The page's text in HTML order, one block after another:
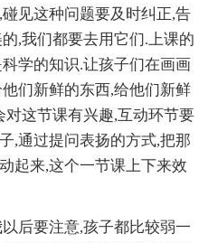
见这种问题要及时纠正,告
,我们都要去用它们.上课的
学的知识.让孩子们在画画
们新鲜的东西,给他们新鲜
这节课有兴趣,互动环节要
,通过提问表扬的方式,把那
起来,这个一节课上下来效
后要注意,孩子都比较弱一